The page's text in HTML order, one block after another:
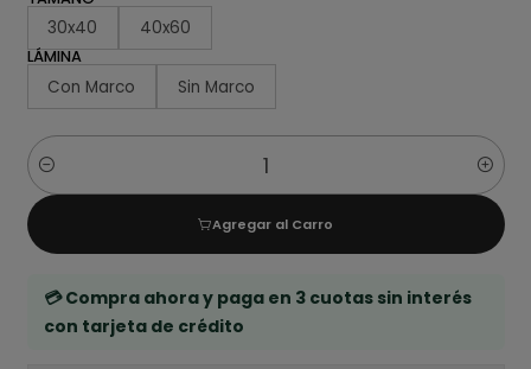
30x40 40x60
LÁMINA
Con Marco Sin Marco
Cantidad
Agregar al Carro
💳 Compra ahora y paga en 3 cuotas sin interés
con tarjeta de crédito